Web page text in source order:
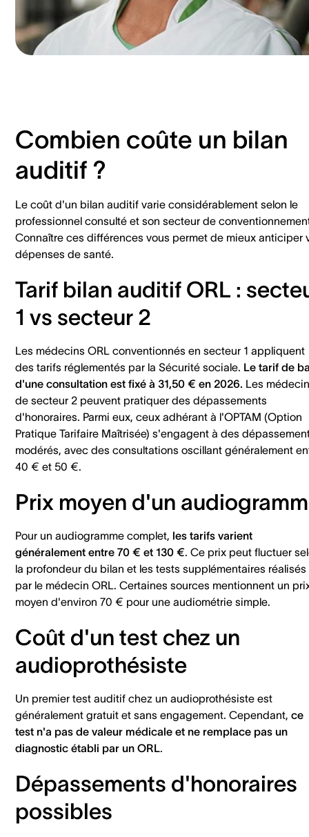
Combien coûte un bilan
auditif ?
Le coût d'un bilan auditif varie considérablement selon le
professionnel consulté et son secteur de
Connaître ces différences vous permet de mieux anticiper
dépenses de santé.
Tarif bilan auditif ORL :
1 vs secteur 2
Les médecins ORL conventionnés en secteur 1 appliquent
des tarifs réglementés par la Sécurité sociale. Le tarif de
d'une consultation est fixé à 31,50 € en 2026. Les
de secteur 2 peuvent pratiquer des dépassements
d'honoraires. Parmi eux, ceux adhérant à l'OPTAM (Option
Pratique Tarifaire Maîtrisée) s'engagent à des
modérés, avec des consultations oscillant généralement
40 € et 50 €.
Prix moyen d'un
Pour un audiogramme complet, les tarifs varient
généralement entre 70 € et 130 €. Ce prix peut fluctuer
la profondeur du bilan et les tests supplémentaires réalisés
par le médecin ORL. Certaines sources mentionnent un
moyen d'environ 70 € pour une audiométrie simple.
Coût d'un test chez un
audioprothésiste
Un premier test auditif chez un audioprothésiste est
généralement gratuit et sans engagement. Cependant, ce
test n'a pas de valeur médicale et ne remplace pas un
diagnostic établi par un ORL.
Dépassements d'honoraires
possibles